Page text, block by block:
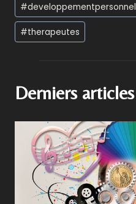
la
publication :
#developpementpersonnel
#therapeutes
Derniers articles